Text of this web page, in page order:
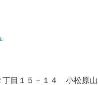
丁目１５－１４ 小松原